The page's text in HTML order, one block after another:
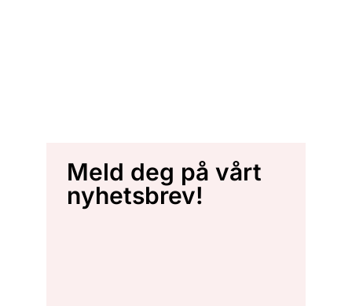
Meld deg på vårt
nyhetsbrev!